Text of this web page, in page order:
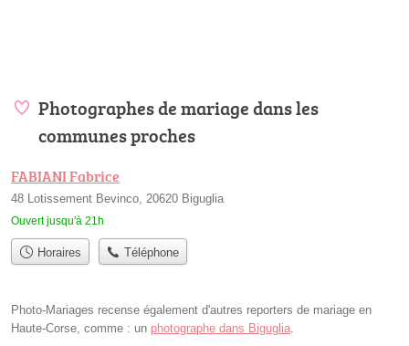
Photographes de mariage dans les
communes proches
FABIANI Fabrice
48 Lotissement Bevinco, 20620 Biguglia
Ouvert jusqu'à 21h
Horaires Téléphone
Photo-Mariages recense également d'autres reporters de mariage en
Haute-Corse, comme : un photographe dans Biguglia